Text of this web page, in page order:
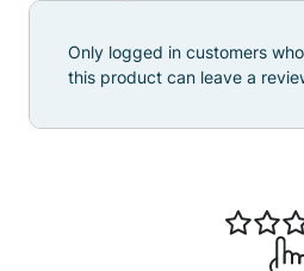
Only logged in customers
this product can leave a